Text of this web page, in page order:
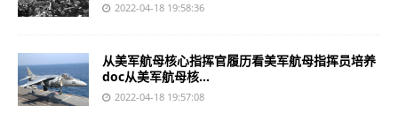
2022-04-18 19:58:36
从美军航母核心指挥官履历看美军航母指挥员培养
doc从美军航母核...
2022-04-18 19:57:08